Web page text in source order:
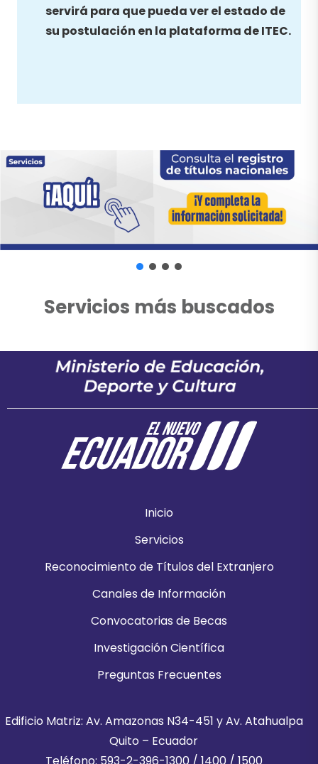
servirá para que pueda ver el estado de
su postulación en la plataforma de ITEC.
Servicios más buscados
Inicio
Servicios
Reconocimiento de Títulos del Extranjero
Canales de Información
Convocatorias de Becas
Investigación Científica
Preguntas Frecuentes
Edificio Matriz: Av. Amazonas N34-451 y Av. Atahualpa
Quito – Ecuador